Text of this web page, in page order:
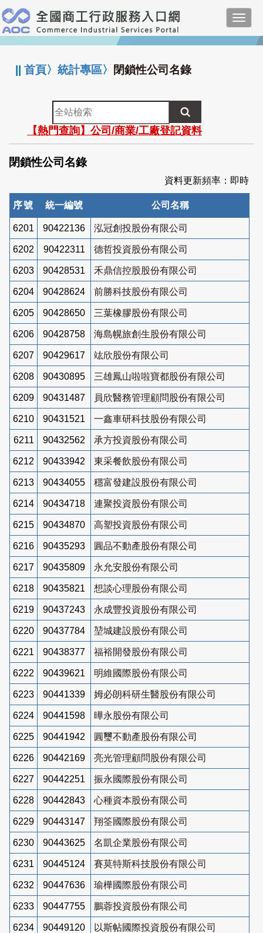
跳
到
主
要
:::
||首頁〉統計專區〉 閉鎖性公司名錄
全
站
檢
索
【熱門查詢】公司/商業/工廠登記資料
閉鎖性公司名錄
資料更新頻率：即時
序號 統一編號 公司名稱
6201 90422136 泓冠創投股份有限公司
6202 90422311 德哲投資股份有限公司
6203 90428531 禾鼎信控股股份有限公司
6204 90428624 前勝科技股份有限公司
6205 90428650 三葉橡膠股份有限公司
6206 90428758 海島幌旅創生股份有限公司
6207 90429617 竑欣股份有限公司
6208 90430895 三雄鳳山啦啦寶都股份有限公司
6209 90431487 員欣醫務管理顧問股份有限公司
6210 90431521 一鑫車研科技股份有限公司
6211 90432562 承方投資股份有限公司
6212 90433942 東采餐飲股份有限公司
6213 90434055 穩富發建設股份有限公司
6214 90434718 連聚投資股份有限公司
6215 90434870 高塑投資股份有限公司
6216 90435293 圓品不動產股份有限公司
6217 90435809 永允安股份有限公司
6218 90435821 想談心理股份有限公司
6219 90437243 永成豐投資股份有限公司
6220 90437784 堃城建設股份有限公司
6221 90438377 福裕開發股份有限公司
6222 90439621 明維國際股份有限公司
6223 90441339 姆必朗科研生醫股份有限公司
6224 90441598 曄永股份有限公司
6225 90441942 圓璽不動產股份有限公司
6226 90442169 亮光管理顧問股份有限公司
6227 90442251 振永國際股份有限公司
6228 90442843 心種資本股份有限公司
6229 90443147 翔筌國際股份有限公司
6230 90443625 名凱企業股份有限公司
6231 90445124 賽莫特斯科技股份有限公司
6232 90447636 瑜樺國際股份有限公司
6233 90447755 鵬蓉投資股份有限公司
6234 90449120 以斯帖國際投資股份有限公司